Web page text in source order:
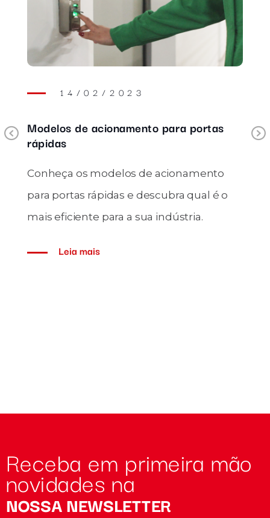
Previous
14/02/2023
Modelos de acionamento para portas
rápidas
Conheça os modelos de acionamento
para portas rápidas e descubra qual é o
mais eficiente para a sua indústria.
Leia mais
Receba em primeira mão
novidades na
NOSSA NEWSLETTER